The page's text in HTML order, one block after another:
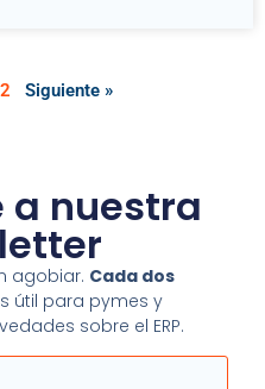
2 Siguiente »
a nuestra
agobiar. Cada dos
útil para pymes y
sobre el ERP.